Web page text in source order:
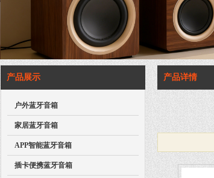
产品展示
户外蓝牙音箱
家居蓝牙音箱
APP智能蓝牙音箱
插卡便携蓝牙音箱
产品详情